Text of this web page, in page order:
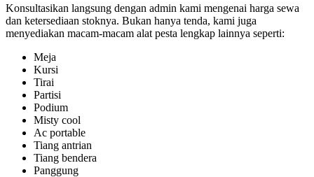
Konsultasikan langsung dengan admin kami mengenai harga sewa
dan ketersediaan stoknya. Bukan hanya tenda, kami juga
menyediakan macam-macam alat pesta lengkap lainnya seperti:
Meja
Kursi
Tirai
Partisi
Podium
Misty cool
Ac portable
Tiang antrian
Tiang bendera
Panggung